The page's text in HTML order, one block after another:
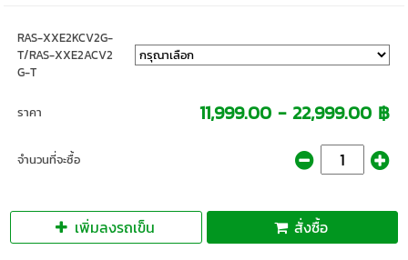
RAS-XXE2KCV2G-
T/RAS-XXE2ACV2
G-T
ราคา 11,999.00 - 22,999.00 ฿
จำนวนที่จะซื้อ
เพิ่มลงรถเข็น สั่งซื้อ